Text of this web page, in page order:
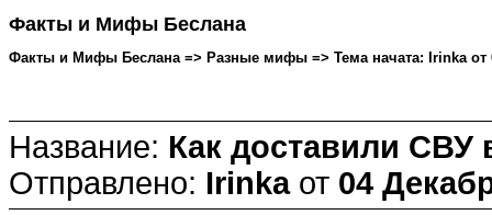
Факты и Мифы Беслана
Факты и Мифы Беслана => Разные мифы => Тема начата: Irinka от
Название: Как доставили СВУ
Отправлено: Irinkaот 04